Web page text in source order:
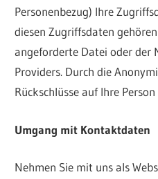
Personenbezug) Ihre
diesen Zugriffsdaten
angeforderte Datei oder der
Providers. Durch die
Rückschlüsse auf Ihre
Umgang mit Kontaktdaten
Nehmen Sie mit uns als